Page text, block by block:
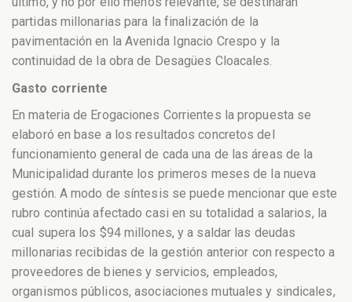
partidas millonarias para la finalización de la
pavimentación en la Avenida Ignacio Crespo y la
continuidad de la obra de Desagües Cloacales.
Gasto corriente
En materia de Erogaciones Corrientes la propuesta se
elaboró en base a los resultados concretos del
funcionamiento general de cada una de las áreas de la
Municipalidad durante los primeros meses de la nueva
gestión. A modo de síntesis se puede mencionar que este
rubro continúa afectado casi en su totalidad a salarios, la
cual supera los $94 millones, y a saldar las deudas
millonarias recibidas de la gestión anterior con respecto a
proveedores de bienes y servicios, empleados,
organismos públicos, asociaciones mutuales y sindicales,